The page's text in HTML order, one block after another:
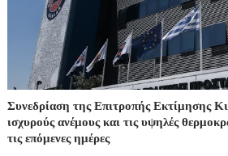
Συνεδρίαση της Επιτροπής Εκτίμησης
ισχυρούς ανέμους και τις υψηλές
τις επόμενες ημέρες